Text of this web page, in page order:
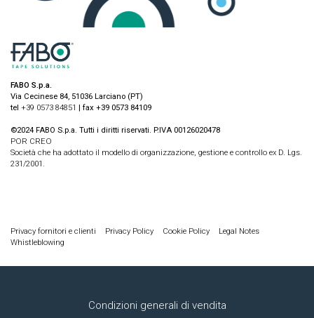
FABO S.p.a.
Via Cecinese 84, 51036 Larciano (PT)
tel +39 0573 84851 | fax +39 0573 84109
©2024 FABO S.p.a. Tutti i diritti riservati. P.IVA 00126020478
POR CREO
Società che ha adottato il modello di organizzazione, gestione e controllo ex D. Lgs.
231/2001.
Privacy fornitori e clienti Privacy Policy Cookie Policy
Legal Notes
Whistleblowing
Condizioni generali di vendita